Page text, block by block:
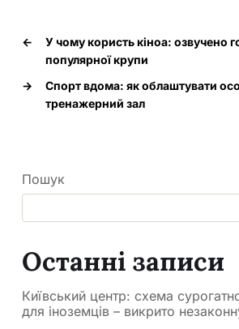
←
У чому користь кіноа: озвучено
популярної крупи
→
Спорт вдома: як облаштувати
тренажерний зал
Пошук
Останні записи
Київський центр: схема
для іноземців – викрито